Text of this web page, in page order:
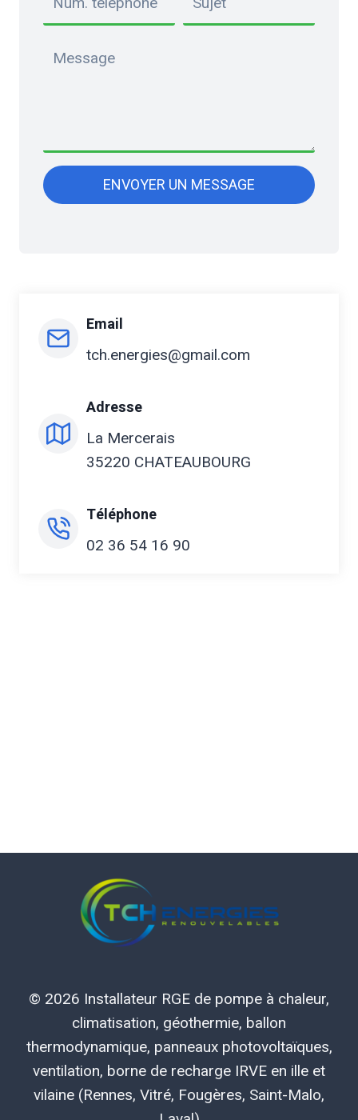
ENVOYER UN MESSAGE
Email
tch.energies@gmail.com
Adresse
La Mercerais
35220 CHATEAUBOURG
Téléphone
02 36 54 16 90
© 2026 Installateur RGE de pompe à chaleur,
climatisation, géothermie, ballon
thermodynamique, panneaux photovoltaïques,
ventilation, borne de recharge IRVE en ille et
vilaine (Rennes, Vitré, Fougères, Saint-Malo,